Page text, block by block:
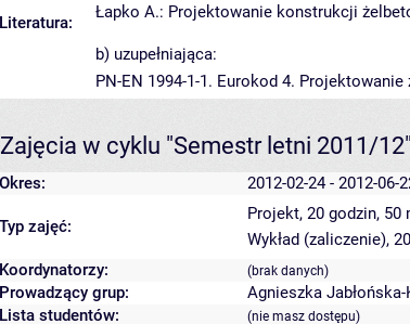
Literatura:
Łapko A.: Projektowanie konstrukcji
b) uzupełniająca:
PN-EN 1994-1-1. Eurokod 4.
Zajęcia w cyklu "Semestr letni 2011/12"
Okres: 2012-02-24 - 2012-06-
Typ zajęć:
Projekt, 20 godzin, 50
Wykład (zaliczenie),
Koordynatorzy:
(brak danych)
Prowadzący grup:
Agnieszka
Lista studentów:
(nie masz dostępu)